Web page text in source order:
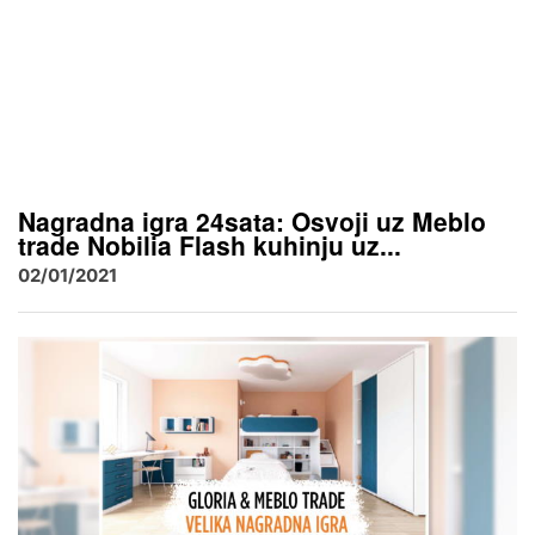
Nagradna igra 24sata: Osvoji uz Meblo
trade Nobilia Flash kuhinju uz...
02/01/2021